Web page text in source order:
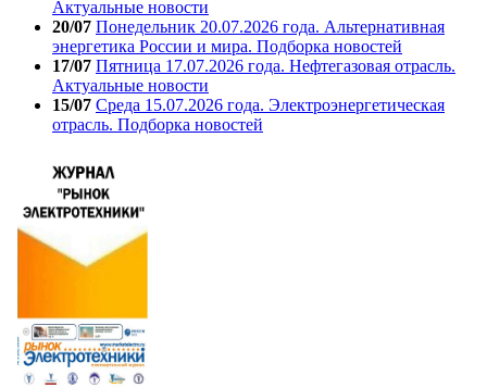
Актуальные новости
20/07 Понедельник 20.07.2026 года. Альтернативная
энергетика России и мира. Подборка новостей
17/07 Пятница 17.07.2026 года. Нефтегазовая отрасль.
Актуальные новости
15/07 Среда 15.07.2026 года. Электроэнергетическая
отрасль. Подборка новостей